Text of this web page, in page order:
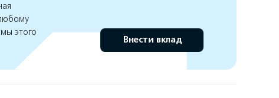
этого
Внести вклад